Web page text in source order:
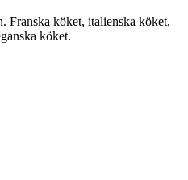
Franska köket, italienska köket,
köket.